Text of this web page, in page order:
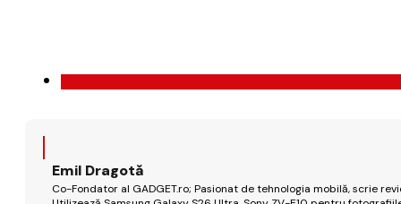
Emil Dragotă
Co-Fondator al GADGET.ro; Pasionat de tehnologia mobilă, scrie